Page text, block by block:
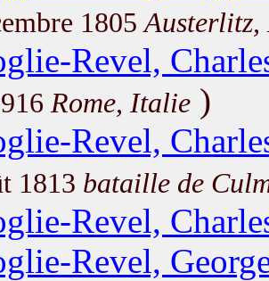
1805 Austerlitz,
Revel,
Rome, Italie )
Revel,
1813 bataille de
Revel,
Revel,